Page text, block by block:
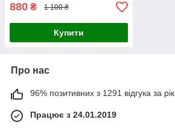
880 ₴ 1 100 ₴
Купити
Про нас
96% позитивних з 1291 відгука за рік
Працює з 24.01.2019